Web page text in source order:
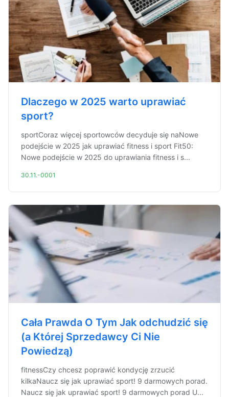
Dlaczego w 2025 warto uprawiać
sport?
sportCoraz więcej sportowców decyduje się naNowe
podejście w 2025 jak uprawiać fitness i sport Fit50:
Nowe podejście w 2025 do uprawiania fitness i s...
30.11.-0001
Cała Prawda O Tym Jak odchudzić się
(a Której Sprzedawcy Ci Nie
Powiedzą)
fitnessCzy chcesz poprawić kondycję zrzucić
kilkaNaucz się jak uprawiać sport! 9 darmowych porad.
Naucz się jak uprawiać sport! 9 darmowych porad U...